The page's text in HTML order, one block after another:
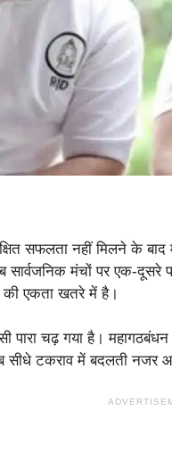
सफलता नहीं मिलने के
सार्वजनिक मंचों पर एक-दूसरे
की एकता खतरे में है।
पारा चढ़ गया है।
सीधे टकराव में बदलती नजर